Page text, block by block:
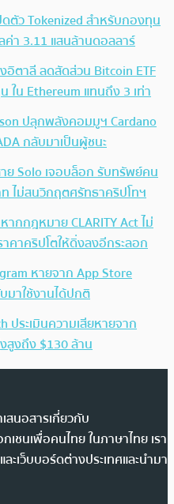
ดตัว Tokenized สำหรับกองทุน
ค่า 3.11 แสนล้านดอลลาร์
ตาลี ลดสัดส่วน Bitcoin ETF
ใน Ethereum แทนถึง 3 เท่า
ปลุกพลังคอมมูฯ Cardano
กลับมาเป็นผู้ชนะ
ย Solo เจอบล็อก รับทรัพย์คน
ไม่สนวิกฤตศรัทธาคริปโทฯ
ากกฎหมาย CLARITY Act ไม่
คาคริปโตให้ดิ่งลงอีกระลอก
หายจาก App Store
มาใช้งานได้ปกติ
ประเมินความเสียหายจาก
สูงถึง $130 ล้าน
สนอสารเกี่ยวกับ
เชนเพื่อคนไทย ในภาษาไทย เรา
เว็บบอร์ดต่างประเทศและนำมา